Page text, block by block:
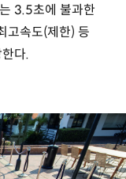
3.5초에 불과한
속도(제한) 등
다.